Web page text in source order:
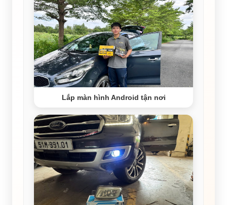
Lắp màn hình Android tận nơi